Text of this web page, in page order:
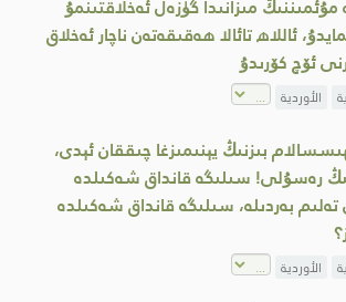
مىزانىدا گۈزەل ئەخلاقتىنمۇ
ئاللاھ تائالا ھەقىقەتەن ناچار ئەخلاق
ئۆچ كۆرىدۇ
الأوردية
بىزنىڭ يېنىمىزغا چىققان ئېدى،
رەسۇلى! سىلىگە قانداق شەكىلدە
بەردىلە، سىلىگە قانداق شەكىلدە
الأوردية